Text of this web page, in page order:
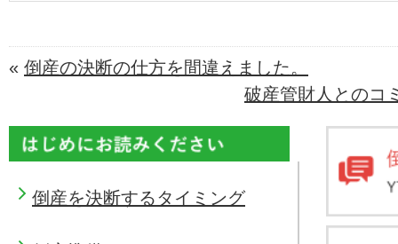
倒産を決断するタイミング
« 倒産の決断の仕方を間違えました。
破産管財人とのコ